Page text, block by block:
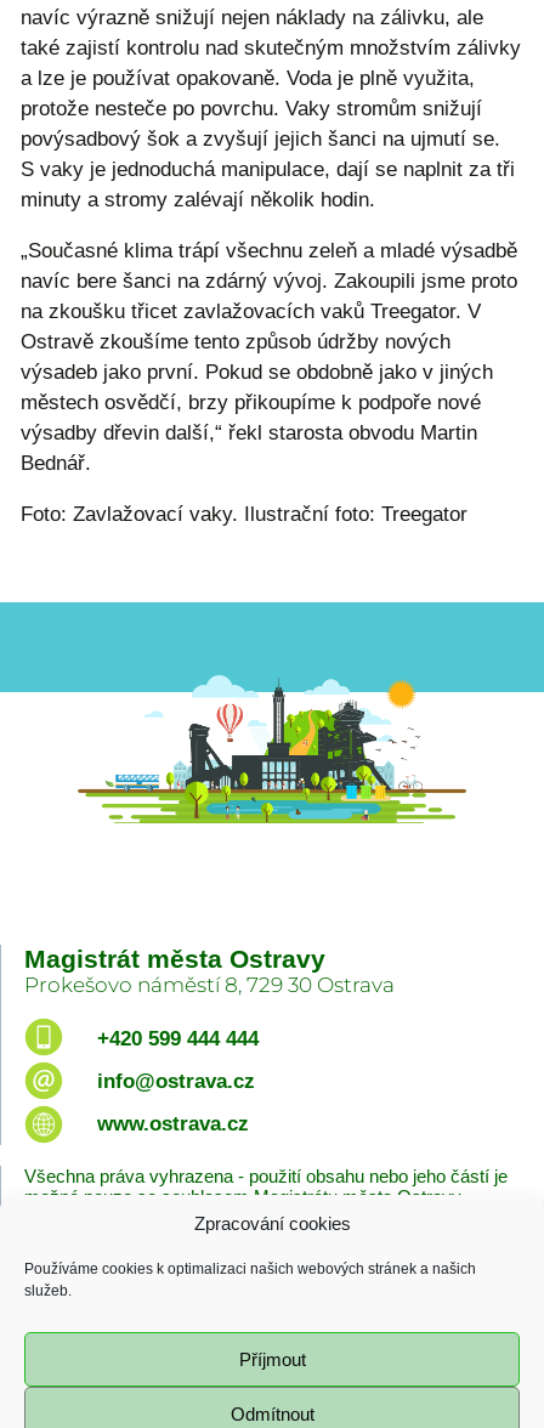
Zpracování cookies
Používáme cookies k optimalizaci našich webových stránek a našich
služeb.
Příjmout
Odmítnout
navíc výrazně snižují nejen náklady na zálivku, ale
také zajistí kontrolu nad skutečným množstvím zálivky
a lze je používat opakovaně. Voda je plně využita,
protože nesteče po povrchu. Vaky stromům snižují
povýsadbový šok a zvyšují jejich šanci na ujmutí se.
S vaky je jednoduchá manipulace, dají se naplnit za tři
minuty a stromy zalévají několik hodin.
„Současné klima trápí všechnu zeleň a mladé výsadbě
navíc bere šanci na zdárný vývoj. Zakoupili jsme proto
na zkoušku třicet zavlažovacích vaků Treegator. V
Ostravě zkoušíme tento způsob údržby nových
výsadeb jako první. Pokud se obdobně jako v jiných
městech osvědčí, brzy přikoupíme k podpoře nové
výsadby dřevin další,“ řekl starosta obvodu Martin
Bednář.
Foto: Zavlažovací vaky. Ilustrační foto: Treegator
Magistrát města Ostravy
Prokešovo náměstí 8, 729 30 Ostrava
+420 599 444 444
info@ostrava.cz
www.ostrava.cz
Všechna práva vyhrazena - použití obsahu nebo jeho částí je
možné pouze se souhlasem Magistrátu města Ostravy.
Zásady cookies
Poslední změna